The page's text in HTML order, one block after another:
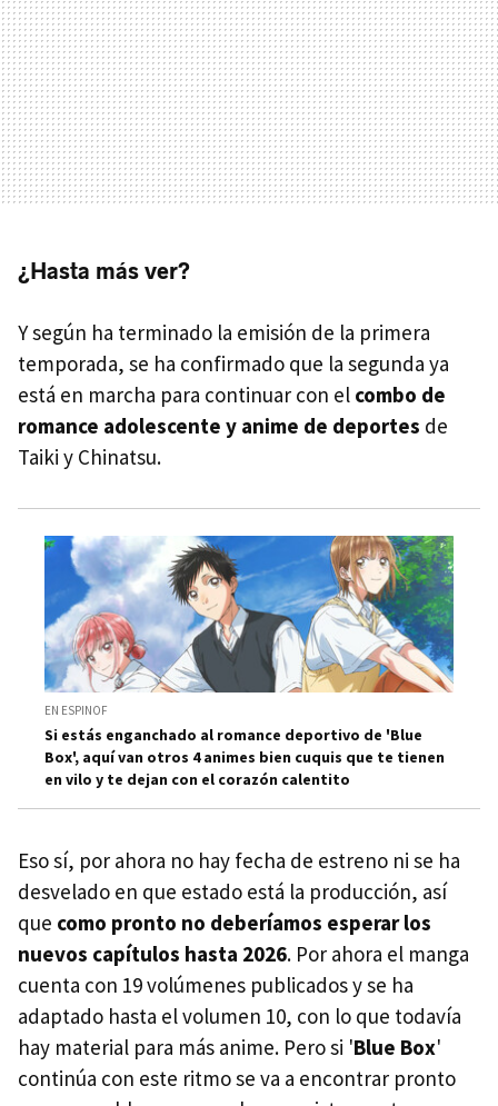
¿Hasta más ver?
Y según ha terminado la emisión de la primera
temporada, se ha confirmado que la segunda ya
está en marcha para continuar con el combo de
romance adolescente y anime de deportes de
Taiki y Chinatsu.
EN ESPINOF
Si estás enganchado al romance deportivo de 'Blue
Box', aquí van otros 4 animes bien cuquis que te tienen
en vilo y te dejan con el corazón calentito
Eso sí, por ahora no hay fecha de estreno ni se ha
desvelado en que estado está la producción, así
que como pronto no deberíamos esperar los
nuevos capítulos hasta 2026. Por ahora el manga
cuenta con 19 volúmenes publicados y se ha
adaptado hasta el volumen 10, con lo que todavía
hay material para más anime. Pero si 'Blue Box'
continúa con este ritmo se va a encontrar pronto